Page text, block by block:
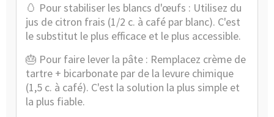
🥚 Pour stabiliser les blancs d'œufs : Utilisez du
jus de citron frais (1/2 c. à café par blanc). C'est
le substitut le plus efficace et le plus accessible.
🎂 Pour faire lever la pâte : Remplacez crème de
tartre + bicarbonate par de la levure chimique
(1,5 c. à café). C'est la solution la plus simple et
la plus fiable.